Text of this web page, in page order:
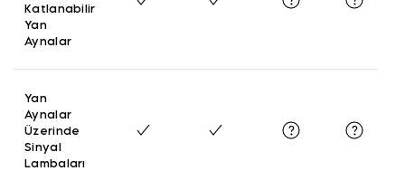
Katlanabilir
Yan
Aynalar
Yan
Aynalar
Üzerinde
Sinyal
Lambaları